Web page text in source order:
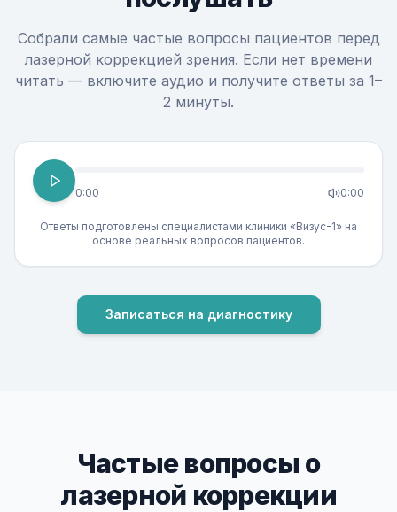
Собрали самые частые вопросы пациентов перед
лазерной коррекцией зрения. Если нет времени
читать — включите аудио и получите ответы за 1–
2 минуты.
0:00 0:00
Ответы подготовлены специалистами клиники «Визус-1» на
основе реальных вопросов пациентов.
Записаться на диагностику
Частые вопросы о
лазерной коррекции